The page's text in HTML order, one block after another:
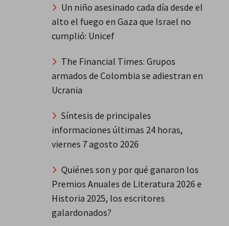
Un niño asesinado cada día desde el
alto el fuego en Gaza que Israel no
cumplió: Unicef
The Financial Times: Grupos
armados de Colombia se adiestran en
Ucrania
Síntesis de principales
informaciones últimas 24 horas,
viernes 7 agosto 2026
Quiénes son y por qué ganaron los
Premios Anuales de Literatura 2026 e
Historia 2025, los escritores
galardonados?